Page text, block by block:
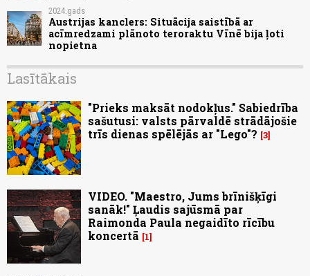
2024.gads
Austrijas kanclers: Situācija saistībā ar
acīmredzami plānoto teroraktu Vīnē bija ļoti
nopietna
Lasītākais
"Prieks maksāt nodokļus." Sabiedrība
sašutusi: valsts pārvaldē strādājošie
trīs dienas spēlējās ar "Lego"? 3
VIDEO. "Maestro, Jums brīnišķīgi
sanāk!" Ļaudis sajūsmā par
Raimonda Paula negaidīto rīcību
koncertā
1